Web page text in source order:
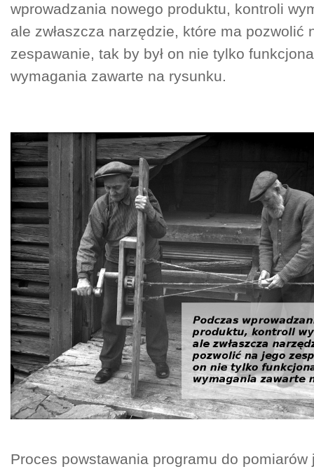
wprowadzania nowego produktu, kontroli
ale zwłaszcza narzędzie, które ma pozwolić
zespawanie, tak by był on nie tylko
wymagania zawarte na rysunku.
Proces powstawania programu do pomiarów